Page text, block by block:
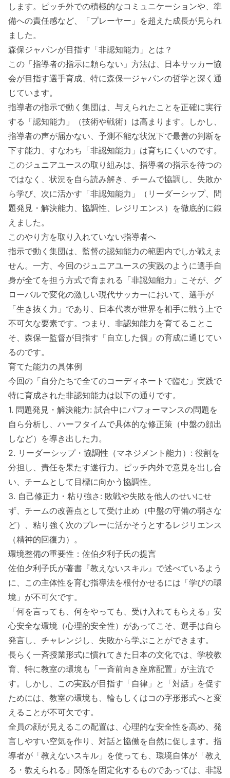
します。ピッチ外での積極的なコミュニケーションや、準
備への責任感など、「プレーヤー」を超えた成長が見られ
ました。
森保ジャパンが目指す「非認知能力」とは？
この「指導者の指示に頼らない」方法は、日本サッカー協
会が目指す選手育成、特に森保一ジャパンの哲学と深く通
じています。
指導者の指示で動く集団は、与えられたことを正確に実行
する「認知能力」（技術や戦術）は高まります。しかし、
指導者の声が届かない、予測不能な状況下で最善の判断を
下す能力、すなわち「非認知能力」は育ちにくいのです。
このジュニアユースの取り組みは、指導者の指示を待つの
ではなく、状況を自ら読み解き、チームで協調し、失敗か
ら学び、次に活かす「非認知能力」（リーダーシップ、問
題発見・解決能力、協調性、レジリエンス）を徹底的に鍛
えました。
このやり方を取り入れていない指導者へ
指示で動く集団は、監督の認知能力の範囲内でしか戦えま
せん。一方、今回のジュニアユースの実践のように選手自
身が全てを担う方式で育まれる「非認知能力」こそが、グ
ローバルで変化の激しい現代サッカーにおいて、選手が
「生き抜く力」であり、日本代表が世界を相手に戦う上で
不可欠な要素です。つまり、非認知能力を育てることこ
そ、森保一監督が目指す「自立した個」の育成に通じてい
るのです。
育てた能力の具体例
今回の「自分たちで全てのコーディネートで臨む」実践で
特に育成された非認知能力は以下の通りです。
1. 問題発見・解決能力: 試合中にパフォーマンスの問題を
自ら分析し、ハーフタイムで具体的な修正策（中盤の顔出
しなど）を導き出した力。
2. リーダーシップ・協調性（マネジメント能力）: 役割を
分担し、責任を果たす遂行力。ピッチ内外で意見を出し合
い、チームとして目標に向かう協調性。
3. 自己修正力・粘り強さ: 敗戦や失敗を他人のせいにせ
ず、チームの改善点として受け止め（中盤の守備の弱さな
ど）、粘り強く次のプレーに活かそうとするレジリエンス
（精神的回復力）。
環境整備の重要性：佐伯夕利子氏の提言
佐伯夕利子氏が著書『教えないスキル』で述べているよう
に、この主体性を育む指導法を根付かせるには「学びの環
境」が不可欠です。
「何を言っても、何をやっても、受け入れてもらえる」安
心安全な環境（心理的安全性）があってこそ、選手は自ら
発言し、チャレンジし、失敗から学ぶことができます。
長らく一斉授業形式に慣れてきた日本の文化では、学校教
育、特に教室の環境も「一斉前向き座席配置」が主流で
す。しかし、この実践が目指す「自律」と「対話」を促す
ためには、教室の環境も、輪もしくはコの字形形式へと変
えることが不可欠です。
全員の顔が見えるこの配置は、心理的な安全性を高め、発
言しやすい空気を作り、対話と協働を自然に促します。指
導者が「教えないスキル」を使っても、環境自体が「教え
る・教えられる」関係を固定化するものであっては、非認